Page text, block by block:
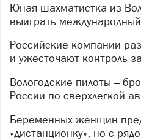
Юная шахматистка из Вологды помогла России
выиграть
Российские компании разочаровались в удаленке
и ужесточают контроль
Вологодские пилоты – бронзовые призеры Кубка
России по сверхлегкой
Беременных женщин предлагают переводить на
«дистанционку», но с